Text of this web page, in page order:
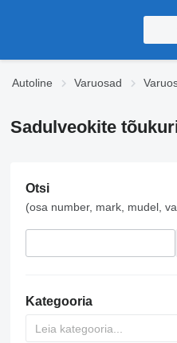
Autoline Varuosad
Sadulveokite
Otsi
(osa number, mark, mudel,
Kategooria